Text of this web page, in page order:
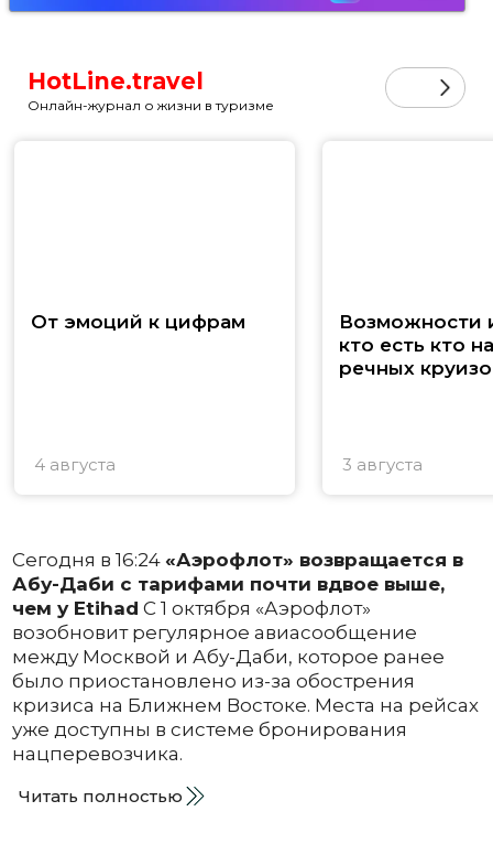
HotLine.travel
Онлайн-журнал о жизни в туризме
От эмоций к цифрам
4 августа
Возможности
кто есть кто
речных
3 августа
Сегодня в 16:24 «Аэрофлот» возвращается в
Абу-Даби с тарифами почти вдвое выше,
чем у Etihad С 1 октября «Аэрофлот»
возобновит регулярное авиасообщение
между Москвой и Абу-Даби, которое ранее
было приостановлено из-за обострения
кризиса на Ближнем Востоке. Места на рейсах
уже доступны в системе бронирования
нацперевозчика.
Читать полностью